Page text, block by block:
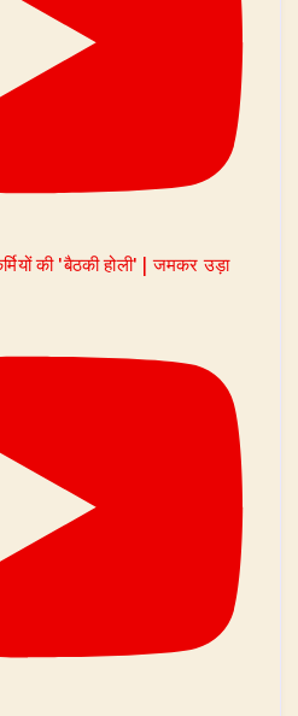
की 'बैठकी होली' | जमकर उड़ा